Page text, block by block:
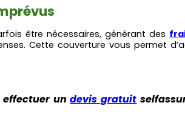
être nécessaires, générant des
Cette couverture vous permet
effectuer undevis gratuit